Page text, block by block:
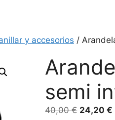
y accesorios /
semi
40,00€ El
24,20€